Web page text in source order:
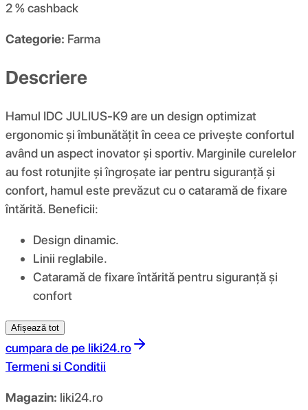
2 %cashback
Categorie: Farma
Descriere
Hamul IDC JULIUS-K9 are un design optimizat
ergonomic și îmbunătățit în ceea ce privește confortul
având un aspect inovator și sportiv. Marginile curelelor
au fost rotunjite și îngroșate iar pentru siguranță și
confort, hamul este prevăzut cu o cataramă de fixare
întărită. Beneficii:
Design dinamic.
Linii reglabile.
Cataramă de fixare întărită pentru siguranță și
confort
Afișează tot
cumpara de pe liki24.ro
Termeni si Conditii
Magazin: liki24.ro